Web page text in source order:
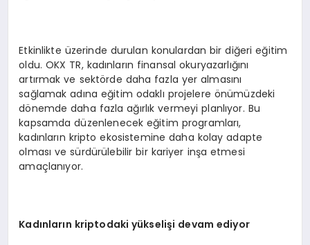
Etkinlikte üzerinde durulan konulardan bir diğeri eğitim
oldu. OKX TR, kadınların finansal okuryazarlığını
artırmak ve sektörde daha fazla yer almasını
sağlamak adına eğitim odaklı projelere önümüzdeki
dönemde daha fazla ağırlık vermeyi planlıyor. Bu
kapsamda düzenlenecek eğitim programları,
kadınların kripto ekosistemine daha kolay adapte
olması ve sürdürülebilir bir kariyer inşa etmesi
amaçlanıyor.
Kadınların kriptodaki yükselişi devam ediyor